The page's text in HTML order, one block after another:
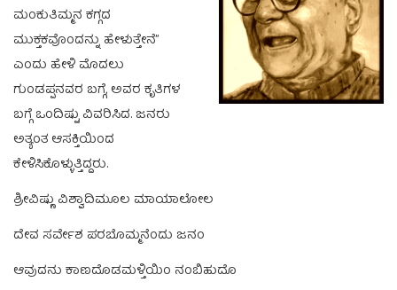
ಮಂಕುತಿಮ್ಮನ ಕಗ್ಗದ
ಮುಕ್ತಕವೊಂದನ್ನು ಹೇಳುತ್ತೇನೆ”
ಎಂದು ಹೇಳಿ ಮೊದಲು
ಗುಂಡಪ್ಪನವರ ಬಗ್ಗೆ, ಅವರ ಕೃತಿಗಳ
ಬಗ್ಗೆ ಒಂದಿಷ್ಟು ವಿವರಿಸಿದ. ಜನರು
ಅತ್ಯಂತ ಆಸಕ್ತಿಯಿಂದ
ಕೇಳಿಸಿಕೊಳ್ಳುತ್ತಿದ್ದರು.
ಶ್ರೀವಿಷ್ಣು ವಿಶ್ವಾದಿಮೂಲ ಮಾಯಾಲೋಲ
ದೇವ ಸರ್ವೇಶ ಪರಬೊಮ್ಮನೆಂದು ಜನಂ
ಆವುದನು ಕಾಣದೊಡಮಳ್ತಿಯಿಂ ನಂಬಿಹುದೊ